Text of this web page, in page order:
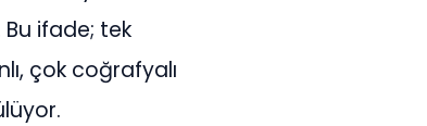
ifade; tek
çok coğrafyalı